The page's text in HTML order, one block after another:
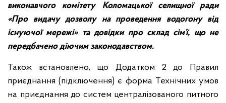
виконавчого комітету Коломацької селищної ради
«Про видачу дозволу на проведення водогону від
існуючої мережі» та довідки про склад сім’ї, що не
передбачено діючим законодавством.
Також встановлено, що Додатком 2 до Правил
приєднання (підключення) є форма Технічних умов
на приєднання до систем централізованого питного